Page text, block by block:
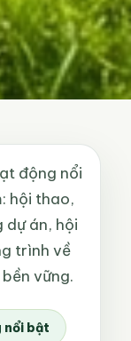
động nổi
hội thao,
dự án, hội
trình về
vững.
nổi bật